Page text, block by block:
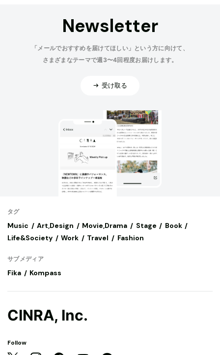
Newsletter
「メールでおすすめを届けてほしい」という方に向けて、
さまざまなテーマで週3〜4回程度お届けします。
受け取る
タグ
Music Art,Design Movie,Drama Stage
Book
Life&Society
Work Travel Fashion
サブメディア
Fika Kompass
CINRA, Inc.
Follow